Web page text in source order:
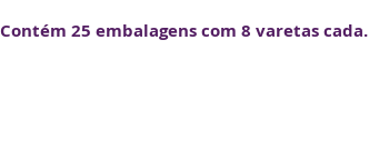
Contém 25 embalagens com 8 varetas cada.